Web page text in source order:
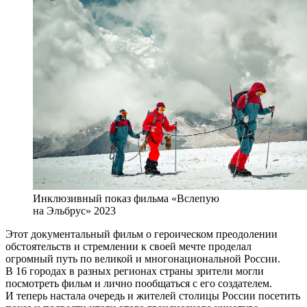
Инклюзивный показ фильма «Вслепую
на Эльбрус» 2023
Этот документальный фильм о героическом преодолении
обстоятельств и стремлении к своей мечте проделал
огромный путь по великой и многонациональной России.
В 16 городах в разных регионах страны зрители могли
посмотреть фильм и лично пообщаться с его создателем.
И теперь настала очередь и жителей столицы России посетить